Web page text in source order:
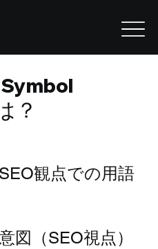
？
観点での用語
図（SEO視点）